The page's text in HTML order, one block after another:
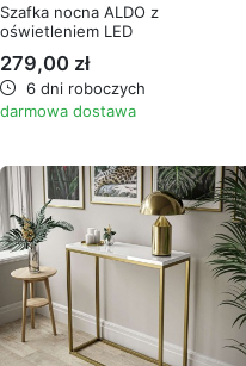
Szafka nocna ALDO z
oświetleniem LED
279,00 zł
6 dni roboczych
darmowa dostawa